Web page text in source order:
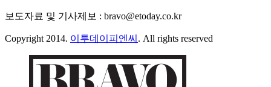
보도자료 및 기사제보 : bravo@etoday.co.kr
Copyright 2014. 이투데이피엔씨 . All rights reserved